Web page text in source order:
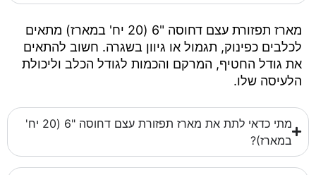
מארז תפזורת עצם דחוסה "6 (20 יח' במארז) מתאים
לכלבים כפינוק, תגמול או גיוון בשגרה. חשוב להתאים
את גודל החטיף, המרקם והכמות לגודל הכלב וליכולת
הלעיסה שלו.
מתי כדאי לתת את מארז תפזורת עצם דחוסה "6 (20 יח'
במארז)?